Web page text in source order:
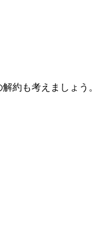
約も考えましょう。